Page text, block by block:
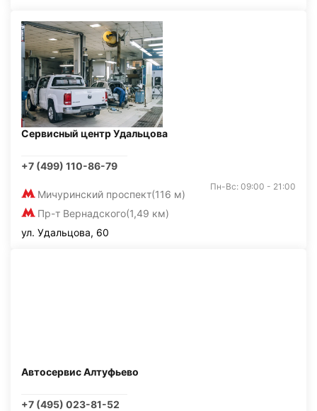
Сервисный центр Удальцова
+7 (499) 110-86-79
Мичуринский проспект(116 м)
Пр-т Вернадского(1,49 км)
Пн-Вс: 09:00 - 21:00
ул. Удальцова, 60
Автосервис Алтуфьево
+7 (495) 023-81-52